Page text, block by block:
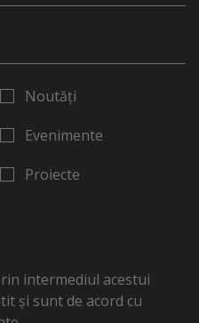
Noutăți
Evenimente
Proiecte
intermediul acestui
și sunt de acord cu